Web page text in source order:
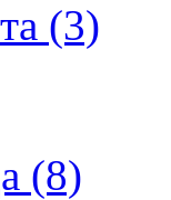
(3)
(8)